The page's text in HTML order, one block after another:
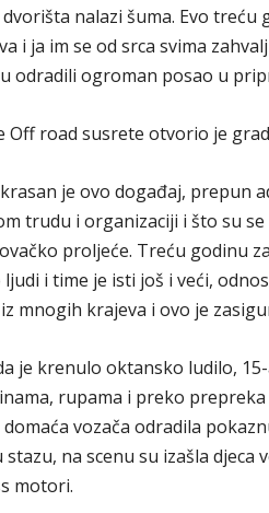
nalazi šuma. Evo
i ja im se od srca svima
odradili ogroman posao u
Off road susrete otvorio je
je ovo događaj, prepun
trudu i organizaciji i što su
proljeće. Treću godinu
i time je isti još i veći,
mnogih krajeva i ovo je
je krenulo oktansko ludilo,
rupama i preko
vozača odradila
stazu, na scenu su izašla
motori.